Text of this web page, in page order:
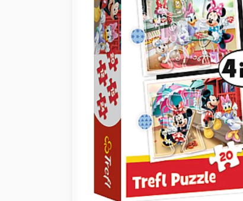
Puzzles en bois
Peinture au numéro